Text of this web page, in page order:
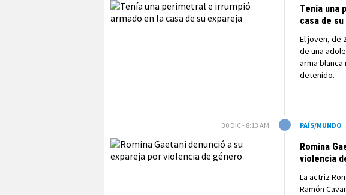
Tenía una
casa de
El joven, de
de una
arma
detenido.
30 DIC - 8:13 AM PAÍS/MUNDO
Romina
violencia
La actriz
Ramón